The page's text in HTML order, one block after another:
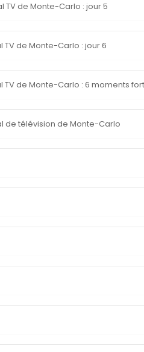
TV de Monte-Carlo : jour 5
TV de Monte-Carlo : jour 6
TV de Monte-Carlo : 6 moments
de télévision de Monte-Carlo